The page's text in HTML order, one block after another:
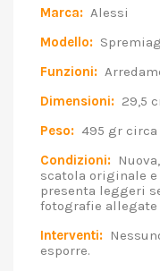
Marca: Alessi
Modello:
Funzioni:
Dimensioni: 29,5
Peso: 495 gr circa
Condizioni:
scatola originale
presenta leggeri
fotografie
Interventi:
esporre.